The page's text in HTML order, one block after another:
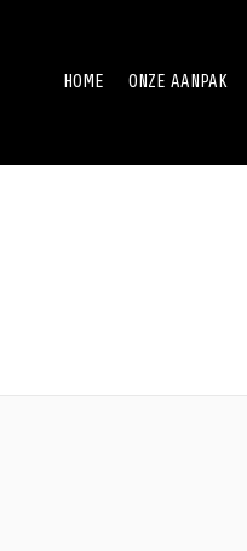
HOME ONZE AANPAK